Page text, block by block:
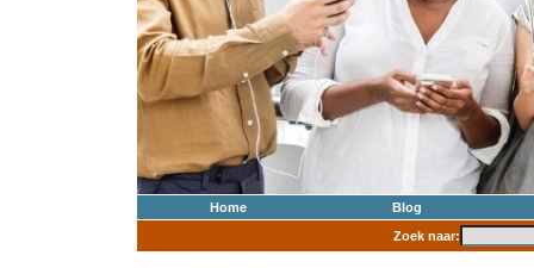
Home
Blog
Zoek naar: